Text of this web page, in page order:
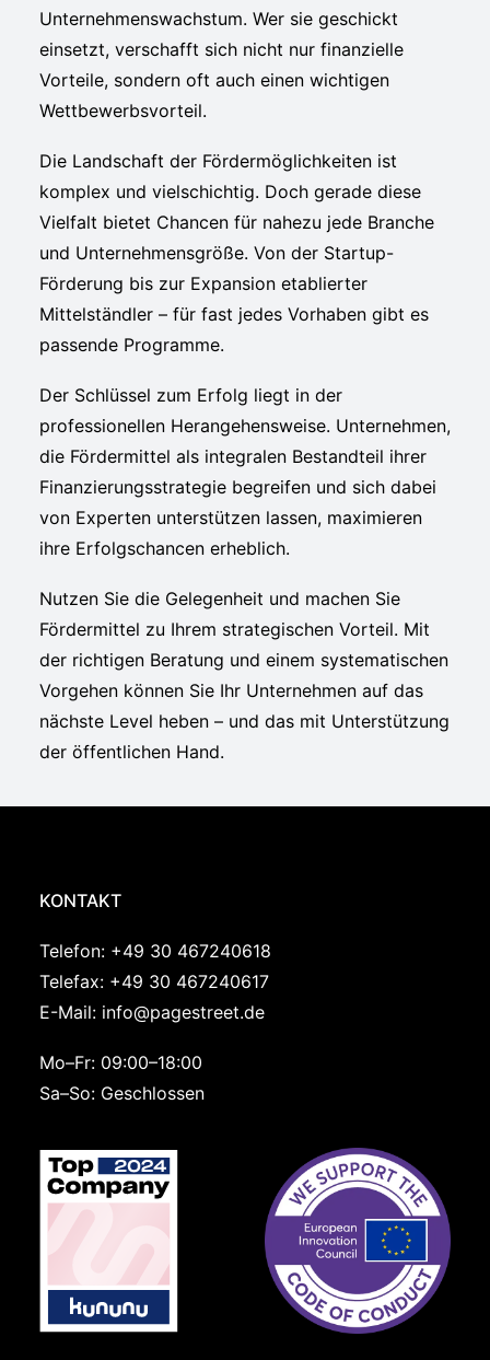
Unternehmenswachstum. Wer sie geschickt
einsetzt, verschafft sich nicht nur finanzielle
Vorteile, sondern oft auch einen wichtigen
Wettbewerbsvorteil.
Die Landschaft der Fördermöglichkeiten ist
komplex und vielschichtig. Doch gerade diese
Vielfalt bietet Chancen für nahezu jede Branche
und Unternehmensgröße. Von der Startup-
Förderung bis zur Expansion etablierter
Mittelständler – für fast jedes Vorhaben gibt es
passende Programme.
Der Schlüssel zum Erfolg liegt in der
professionellen Herangehensweise. Unternehmen,
die Fördermittel als integralen Bestandteil ihrer
Finanzierungsstrategie begreifen und sich dabei
von Experten unterstützen lassen, maximieren
ihre Erfolgschancen erheblich.
Nutzen Sie die Gelegenheit und machen Sie
Fördermittel zu Ihrem strategischen Vorteil. Mit
der richtigen Beratung und einem systematischen
Vorgehen können Sie Ihr Unternehmen auf das
nächste Level heben – und das mit Unterstützung
der öffentlichen Hand.
KONTAKT
Telefon: +49 30 467240618
Telefax: +49 30 467240617
E-Mail: info@pagestreet.de
Mo–Fr: 09:00–18:00
Sa–So: Geschlossen